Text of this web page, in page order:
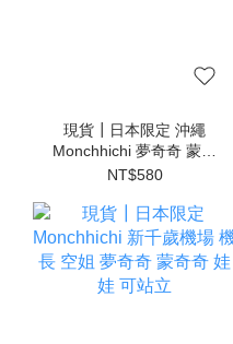
現貨┃日本限定 沖繩
Monchhichi 夢奇奇 蒙奇
奇 吊飾
NT$580